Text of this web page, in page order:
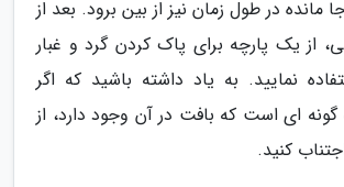
مانده در طول زمان نیز از بین برود. بعد از
از یک پارچه برای پاک کردن گرد و غبار
نمایید. به یاد داشته باشید که اگر
ای است که بافت در آن وجود دارد، از
کنید.